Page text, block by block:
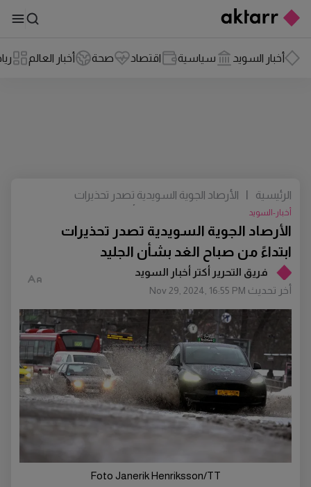
أخبار السويد سياسية اقتصاد صحة أخبار العالم
فريق التحرير أكتر أخبار السويد
أخر تحديث Nov 29, 2024, 16:55 PM
الأرصاد الجوية السويدية تصدر تحذيرات
ابتداءً من صباح الغد بشأن الجليد
أخبار-السويد
الرئيسية |
الأرصاد الجوية السويدية تصدر تحذيرات
Foto Janerik Henriksson/TT